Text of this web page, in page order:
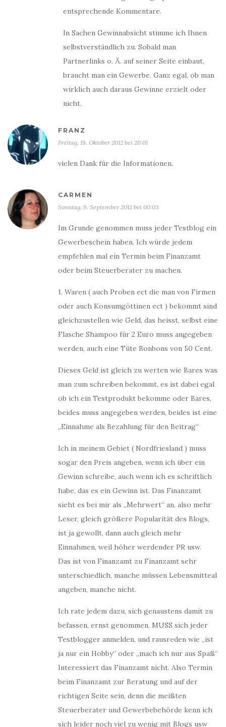
entsprechende Kommentare.
In Sachen Gewinnabsicht stimme ich Ihnen
selbstverständlich zu. Sobald man
Partnerlinks o. Ä. auf seiner Seite einbaut,
braucht man ein Gewerbe. Ganz egal, ob man
wirklich auch daraus Gewinne erzielt oder
nicht.
FRANZ
Freitag, 19. Oktober 2012 bei 20:01
vielen Dank für die Informationen.
CARMEN
Sonntag, 9. September 2012 bei 00:03
Im Grunde genommen muss jeder Testblog ein
Gewerbeschein haben. Ich würde jedem
empfehlen mal ein Termin beim Finanzamt
oder beim Steuerberater zu machen.
1. Waren ( auch Proben ect die man von Firmen
oder auch Konsumgöttinen ect ) bekommt sind
gleichzustellen wie Geld, das heisst, selbst eine
Flasche Shampoo für 2 Euro muss angegeben
werden, auch eine Tüte Bonbons von 50 Cent.
Dieses Geld ist gleich zu werten wie Bares was
man zum schreiben bekommt, es ist dabei egal
ob ich ein Testprodukt bekomme oder Bares,
beides muss angegeben werden, beides ist eine
„Einnahme als Bezahlung für den Beitrag“
Ich in meinem Gebiet ( Nordfriesland ) muss
sogar den Preis angeben, wenn ich über ein
Gewinn schreibe, auch wenn ich es schriftlich
habe, das es ein Gewinn ist. Das Finanzamt
sieht es bei mir als „Mehrwert“ an, also mehr
Leser, gleich größere Popularität des Blogs,
ist ja gewollt, dann auch gleich mehr
Einnahmen, weil höher werdender PR usw.
Das ist von Finanzamt zu Finanzamt sehr
unterschiedlich, manche müssen Lebensmitteal
angeben, manche nicht.
Ich rate jedem dazu, sich genaustens damit zu
befassen, ernst genommen, MUSS sich jeder
Testblogger anmelden, und rausreden wie „ist
ja nur ein Hobby“ oder „mach ich nur aus Spaß“
Interessiert das Finanzamt nicht. Also Termin
beim Finanzamt zur Beratung und auf der
richtigen Seite sein, denn die meißten
Steuerberater und Gewerbebehörde kenn ich
sich leider noch viel zu wenig mit Blogs usw